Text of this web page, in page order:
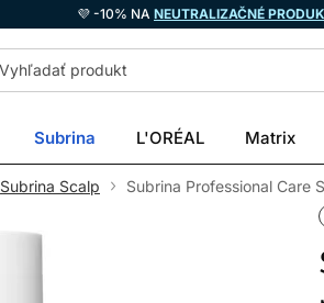
💜 -10% NA NEUTRALIZAČNÉ
Subrina L'ORÉAL Matrix
Subrina Scalp
Subrina Professional Care